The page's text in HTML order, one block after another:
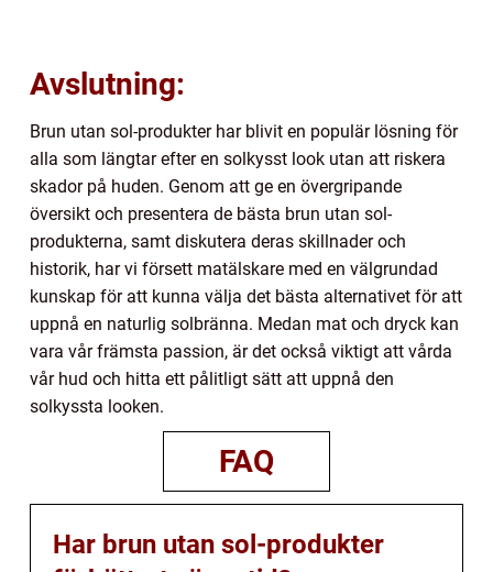
Avslutning:
Brun utan sol-produkter har blivit en populär lösning för
alla som längtar efter en solkysst look utan att riskera
skador på huden. Genom att ge en övergripande
översikt och presentera de bästa brun utan sol-
produkterna, samt diskutera deras skillnader och
historik, har vi försett matälskare med en välgrundad
kunskap för att kunna välja det bästa alternativet för att
uppnå en naturlig solbränna. Medan mat och dryck kan
vara vår främsta passion, är det också viktigt att vårda
vår hud och hitta ett pålitligt sätt att uppnå den
solkyssta looken.
FAQ
Har brun utan sol-produkter